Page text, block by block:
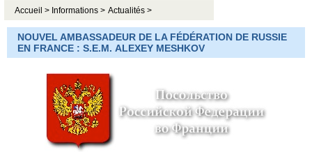
Accueil > Informations > Actualités >
NOUVEL AMBASSADEUR DE LA FÉDÉRATION DE RUSSIE
EN FRANCE : S.E.M. ALEXEY MESHKOV